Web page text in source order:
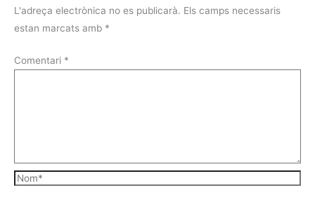
L'adreça electrònica no es publicarà. Els camps necessaris
estan marcats amb *
Comentari *
Nom*